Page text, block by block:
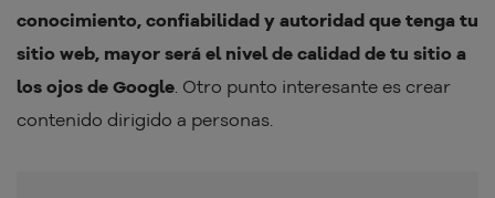
conocimiento, confiabilidad y autoridad que tenga tu
sitio web, mayor será el nivel de calidad de tu sitio a
los ojos de Google. Otro punto interesante es crear
contenido dirigido a personas.